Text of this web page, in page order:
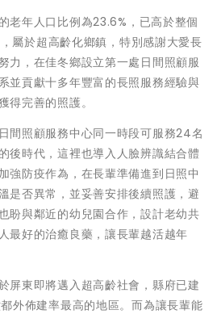
老年人口比例為23.6%，已高於整個
屬於超高齡化鄉鎮，特別感謝大愛長
力，在佳冬鄉設立第一處日間照顧服
並貢獻十多年豐富的長照服務經驗與
得完善的照護。
間照顧服務中心同一時段可服務24名
後時代，這裡也導入人臉辨識結合體
強防疫作為，在長輩準備進到日照中
是否異常，並妥善安排後續照護，避
盼與鄰近的幼兒園合作，設計老幼共
最好的治癒良藥，讓長輩越活越年
屏東即將邁入超高齡社會，縣府已建
外佈建率最高的地區。而為讓長輩能